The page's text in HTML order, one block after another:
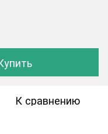
К сравнению